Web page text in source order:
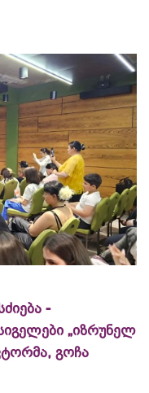
-
„იზრუნელ
გოჩა